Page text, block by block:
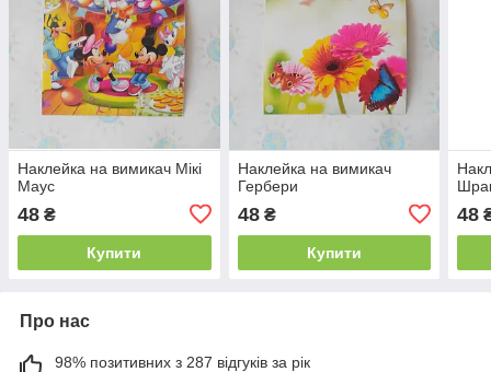
Наклейка на вимикач Мікі
Маус
48 ₴
Купити
Наклейка на вимикач
Гербери
48₴
Купити
48
Про нас
98% позитивних з 287 відгуків за рік